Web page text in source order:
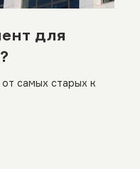
для
самых старых к